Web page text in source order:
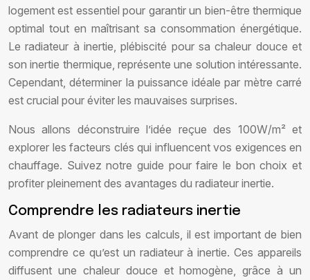
logement est essentiel pour garantir un bien-être thermique
optimal tout en maîtrisant sa consommation énergétique.
Le radiateur à inertie, plébiscité pour sa chaleur douce et
son inertie thermique, représente une solution intéressante.
Cependant, déterminer la puissance idéale par mètre carré
est crucial pour éviter les mauvaises surprises.
Nous allons déconstruire l’idée reçue des 100W/m² et
explorer les facteurs clés qui influencent vos exigences en
chauffage. Suivez notre guide pour faire le bon choix et
profiter pleinement des avantages du radiateur inertie.
Comprendre les radiateurs inertie
Avant de plonger dans les calculs, il est important de bien
comprendre ce qu’est un radiateur à inertie. Ces appareils
diffusent une chaleur douce et homogène, grâce à un